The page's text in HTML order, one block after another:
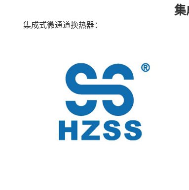
集
集成式微通道换热器：